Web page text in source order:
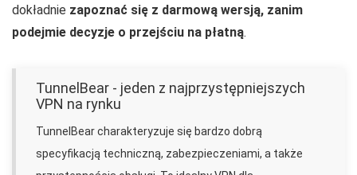
dokładnie zapoznać się z darmową wersją, zanim
podejmie decyzje o przejściu na płatną.
TunnelBear - jeden z najprzystępniejszych
VPN na rynku
TunnelBear charakteryzuje się bardzo dobrą
specyfikacją techniczną, zabezpieczeniami, a także